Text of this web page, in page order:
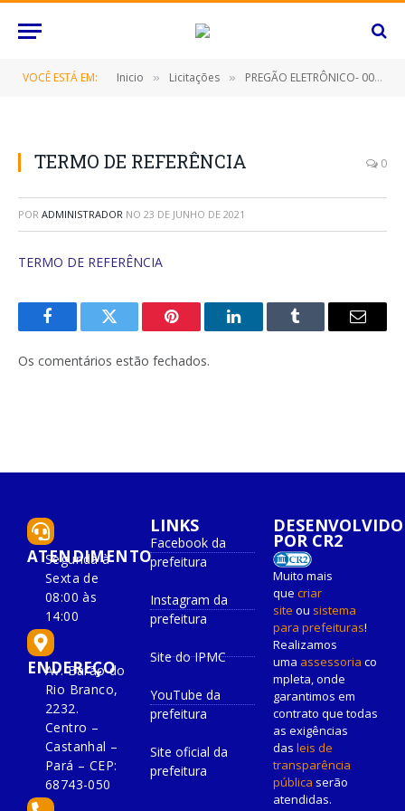
VOCÊ ESTÁ EM: Inicio » Licitações » PREGÃO ELETRÔNICO- 008/2021-FMAS (CONTRATAÇÃO DE EMPRESA ESPECIALIZADA PARA AQUISIÇÃO DE FERRAMENTAS AGRÍCOLAS E PEÇAS DE ROÇAGENS)
TERMO DE REFERÊNCIA 0
POR ADMINISTRADOR NO 23 DE JUNHO DE 2021
TERMO DE REFERÊNCIA
FacebookTwitter Pinterest O
Tumblr
E-
Os comentários estão fechados.
ATENDIMENTO
Segunda à
Sexta de
08:00 às
14:00
ENDEREÇO
Av. Barão do
Rio Branco,
2232.
Centro –
Castanhal –
Pará – CEP:
68743-050
LINKS
Facebook da
prefeitura
Instagram da
prefeitura
Site do IPMC
YouTube da
prefeitura
Site oficial da
prefeitura
DESENVOLVIDO
POR CR2
Muito mais
que criar
site ou sistema
para prefeituras!
Realizamos
uma assessoria co
mpleta, onde
garantimos em
contrato que todas
as exigências
das leis de
transparência
pública serão
atendidas.